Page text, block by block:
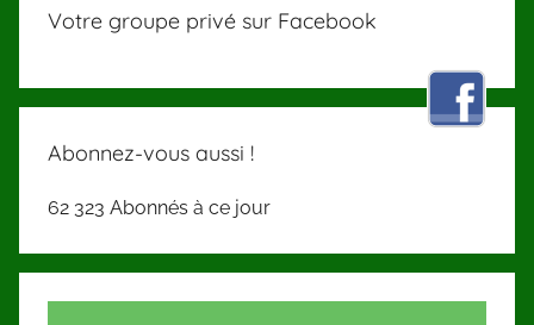
Votre groupe privé sur Facebook
Abonnez-vous aussi !
62 323 Abonnés à ce jour